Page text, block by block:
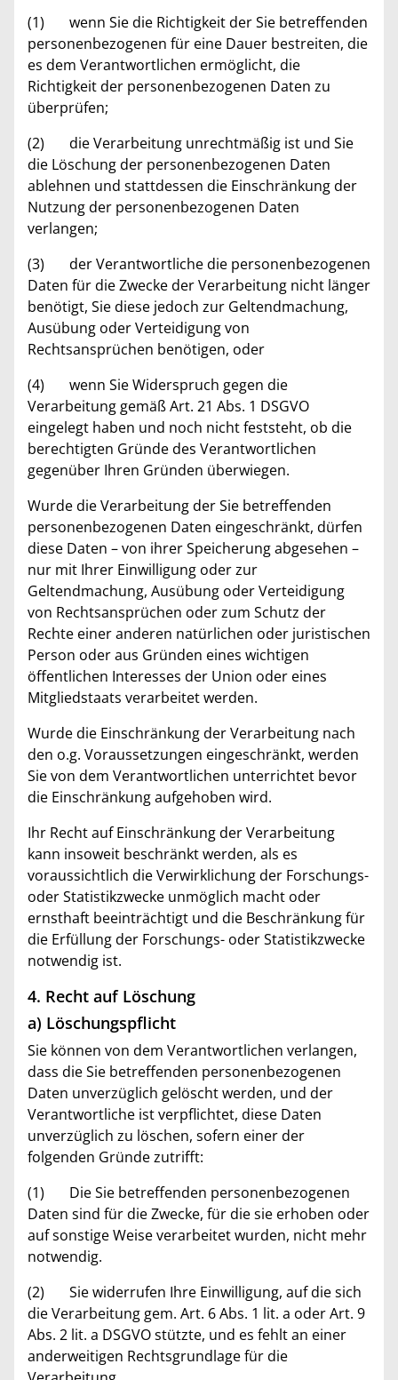
(1) wenn Sie die Richtigkeit der Sie betreffenden
personenbezogenen für eine Dauer bestreiten, die
es dem Verantwortlichen ermöglicht, die
Richtigkeit der personenbezogenen Daten zu
überprüfen;
(2) die Verarbeitung unrechtmäßig ist und Sie
die Löschung der personenbezogenen Daten
ablehnen und stattdessen die Einschränkung der
Nutzung der personenbezogenen Daten
verlangen;
(3) der Verantwortliche die personenbezogenen
Daten für die Zwecke der Verarbeitung nicht länger
benötigt, Sie diese jedoch zur Geltendmachung,
Ausübung oder Verteidigung von
Rechtsansprüchen benötigen, oder
(4) wenn Sie Widerspruch gegen die
Verarbeitung gemäß Art. 21 Abs. 1 DSGVO
eingelegt haben und noch nicht feststeht, ob die
berechtigten Gründe des Verantwortlichen
gegenüber Ihren Gründen überwiegen.
Wurde die Verarbeitung der Sie betreffenden
personenbezogenen Daten eingeschränkt, dürfen
diese Daten – von ihrer Speicherung abgesehen –
nur mit Ihrer Einwilligung oder zur
Geltendmachung, Ausübung oder Verteidigung
von Rechtsansprüchen oder zum Schutz der
Rechte einer anderen natürlichen oder juristischen
Person oder aus Gründen eines wichtigen
öffentlichen Interesses der Union oder eines
Mitgliedstaats verarbeitet werden.
Wurde die Einschränkung der Verarbeitung nach
den o.g. Voraussetzungen eingeschränkt, werden
Sie von dem Verantwortlichen unterrichtet bevor
die Einschränkung aufgehoben wird.
Ihr Recht auf Einschränkung der Verarbeitung
kann insoweit beschränkt werden, als es
voraussichtlich die Verwirklichung der Forschungs-
oder Statistikzwecke unmöglich macht oder
ernsthaft beeinträchtigt und die Beschränkung für
die Erfüllung der Forschungs- oder Statistikzwecke
notwendig ist.
4. Recht auf Löschung
a) Löschungspflicht
Sie können von dem Verantwortlichen verlangen,
dass die Sie betreffenden personenbezogenen
Daten unverzüglich gelöscht werden, und der
Verantwortliche ist verpflichtet, diese Daten
unverzüglich zu löschen, sofern einer der
folgenden Gründe zutrifft:
(1) Die Sie betreffenden personenbezogenen
Daten sind für die Zwecke, für die sie erhoben oder
auf sonstige Weise verarbeitet wurden, nicht mehr
notwendig.
(2) Sie widerrufen Ihre Einwilligung, auf die sich
die Verarbeitung gem. Art. 6 Abs. 1 lit. a oder Art. 9
Abs. 2 lit. a DSGVO stützte, und es fehlt an einer
anderweitigen Rechtsgrundlage für die